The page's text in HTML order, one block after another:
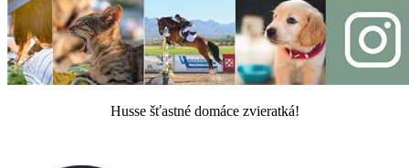
Husse šťastné domáce zvieratká!